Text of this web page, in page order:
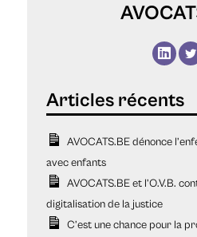
AVOCATS.BE dénonce
avec enfants
AVOCATS.BE et l’O.V.B.
digitalisation de la justice
C’est une chance pour la